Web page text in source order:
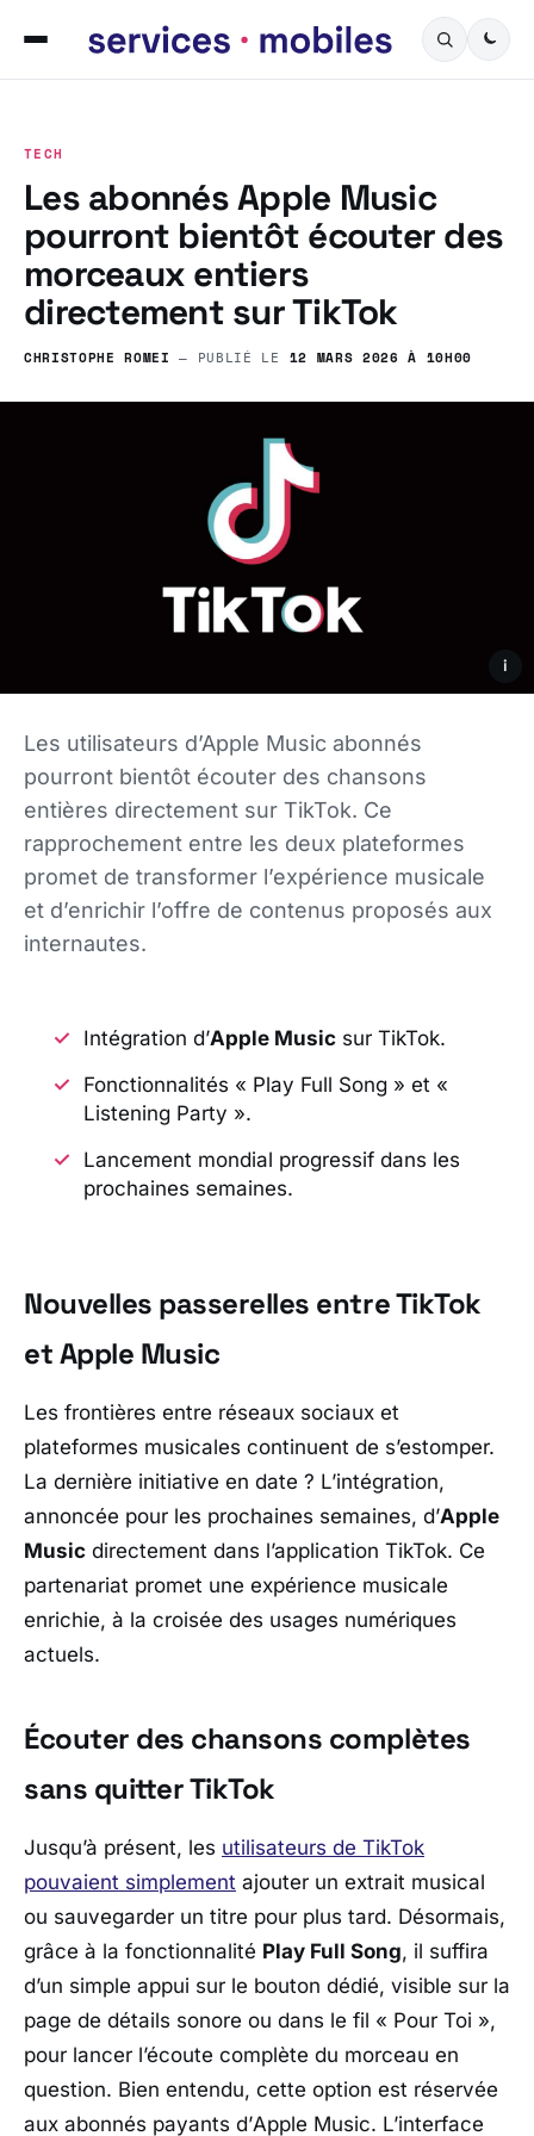
TECH
Les abonnés Apple Music
pourront bientôt écouter des
morceaux entiers
directement sur TikTok
CHRISTOPHE ROMEI — PUBLIÉ LE 12 MARS 2026 À 10H00
i
Les utilisateurs d’Apple Music abonnés
pourront bientôt écouter des chansons
entières directement sur TikTok. Ce
rapprochement entre les deux plateformes
promet de transformer l’expérience musicale
et d’enrichir l’offre de contenus proposés aux
internautes.
Intégration d’Apple Musicsur TikTok.
Fonctionnalités « Play Full Song » et «
Listening Party ».
Lancement mondial progressif dans les
prochaines semaines.
Nouvelles passerelles entre TikTok
et Apple Music
Les frontières entre réseaux sociaux et
plateformes musicales continuent de s’estomper.
La dernière initiative en date ? L’intégration,
annoncée pour les prochaines semaines, d’Apple
Music directement dans l’application TikTok. Ce
partenariat promet une expérience musicale
enrichie, à la croisée des usages numériques
actuels.
Écouter des chansons complètes
sans quitter TikTok
Jusqu’à présent, les utilisateurs de TikTok
pouvaient simplement ajouter un extrait musical
ou sauvegarder un titre pour plus tard. Désormais,
grâce à la fonctionnalité Play Full Song, il suffira
d’un simple appui sur le bouton dédié, visible sur la
page de détails sonore ou dans le fil « Pour Toi »,
pour lancer l’écoute complète du morceau en
question. Bien entendu, cette option est réservée
aux abonnés payants d’Apple Music. L’interface